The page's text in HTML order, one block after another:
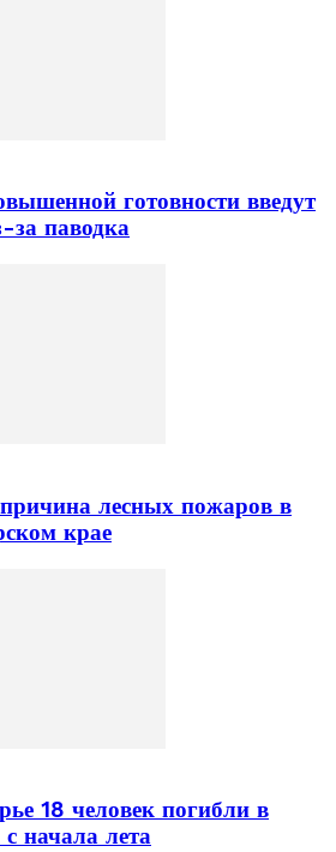
готовности введут
паводка
лесных пожаров в
крае
18 человек погибли в
начала лета